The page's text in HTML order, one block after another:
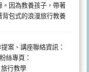
因為教養孩子，帶著
包式的浪漫旅行教養
案、講座聯絡資訊：
粉絲專頁：
行教學